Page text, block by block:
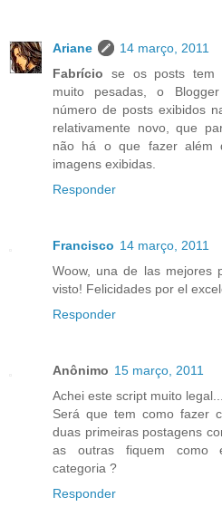
Ariane
14 março, 2011
Fabrício se os posts tem
muito pesadas, o
número de posts exibidos
relativamente novo, que
não há o que fazer além
imagens exibidas.
Responder
Francisco 14 março, 2011
Woow, una de las mejores
visto! Felicidades por el
Responder
Anônimo 15 março, 2011
Achei este script muito legal...
Será que tem como fazer
duas primeiras postagens
as outras fiquem como
categoria ?
Responder